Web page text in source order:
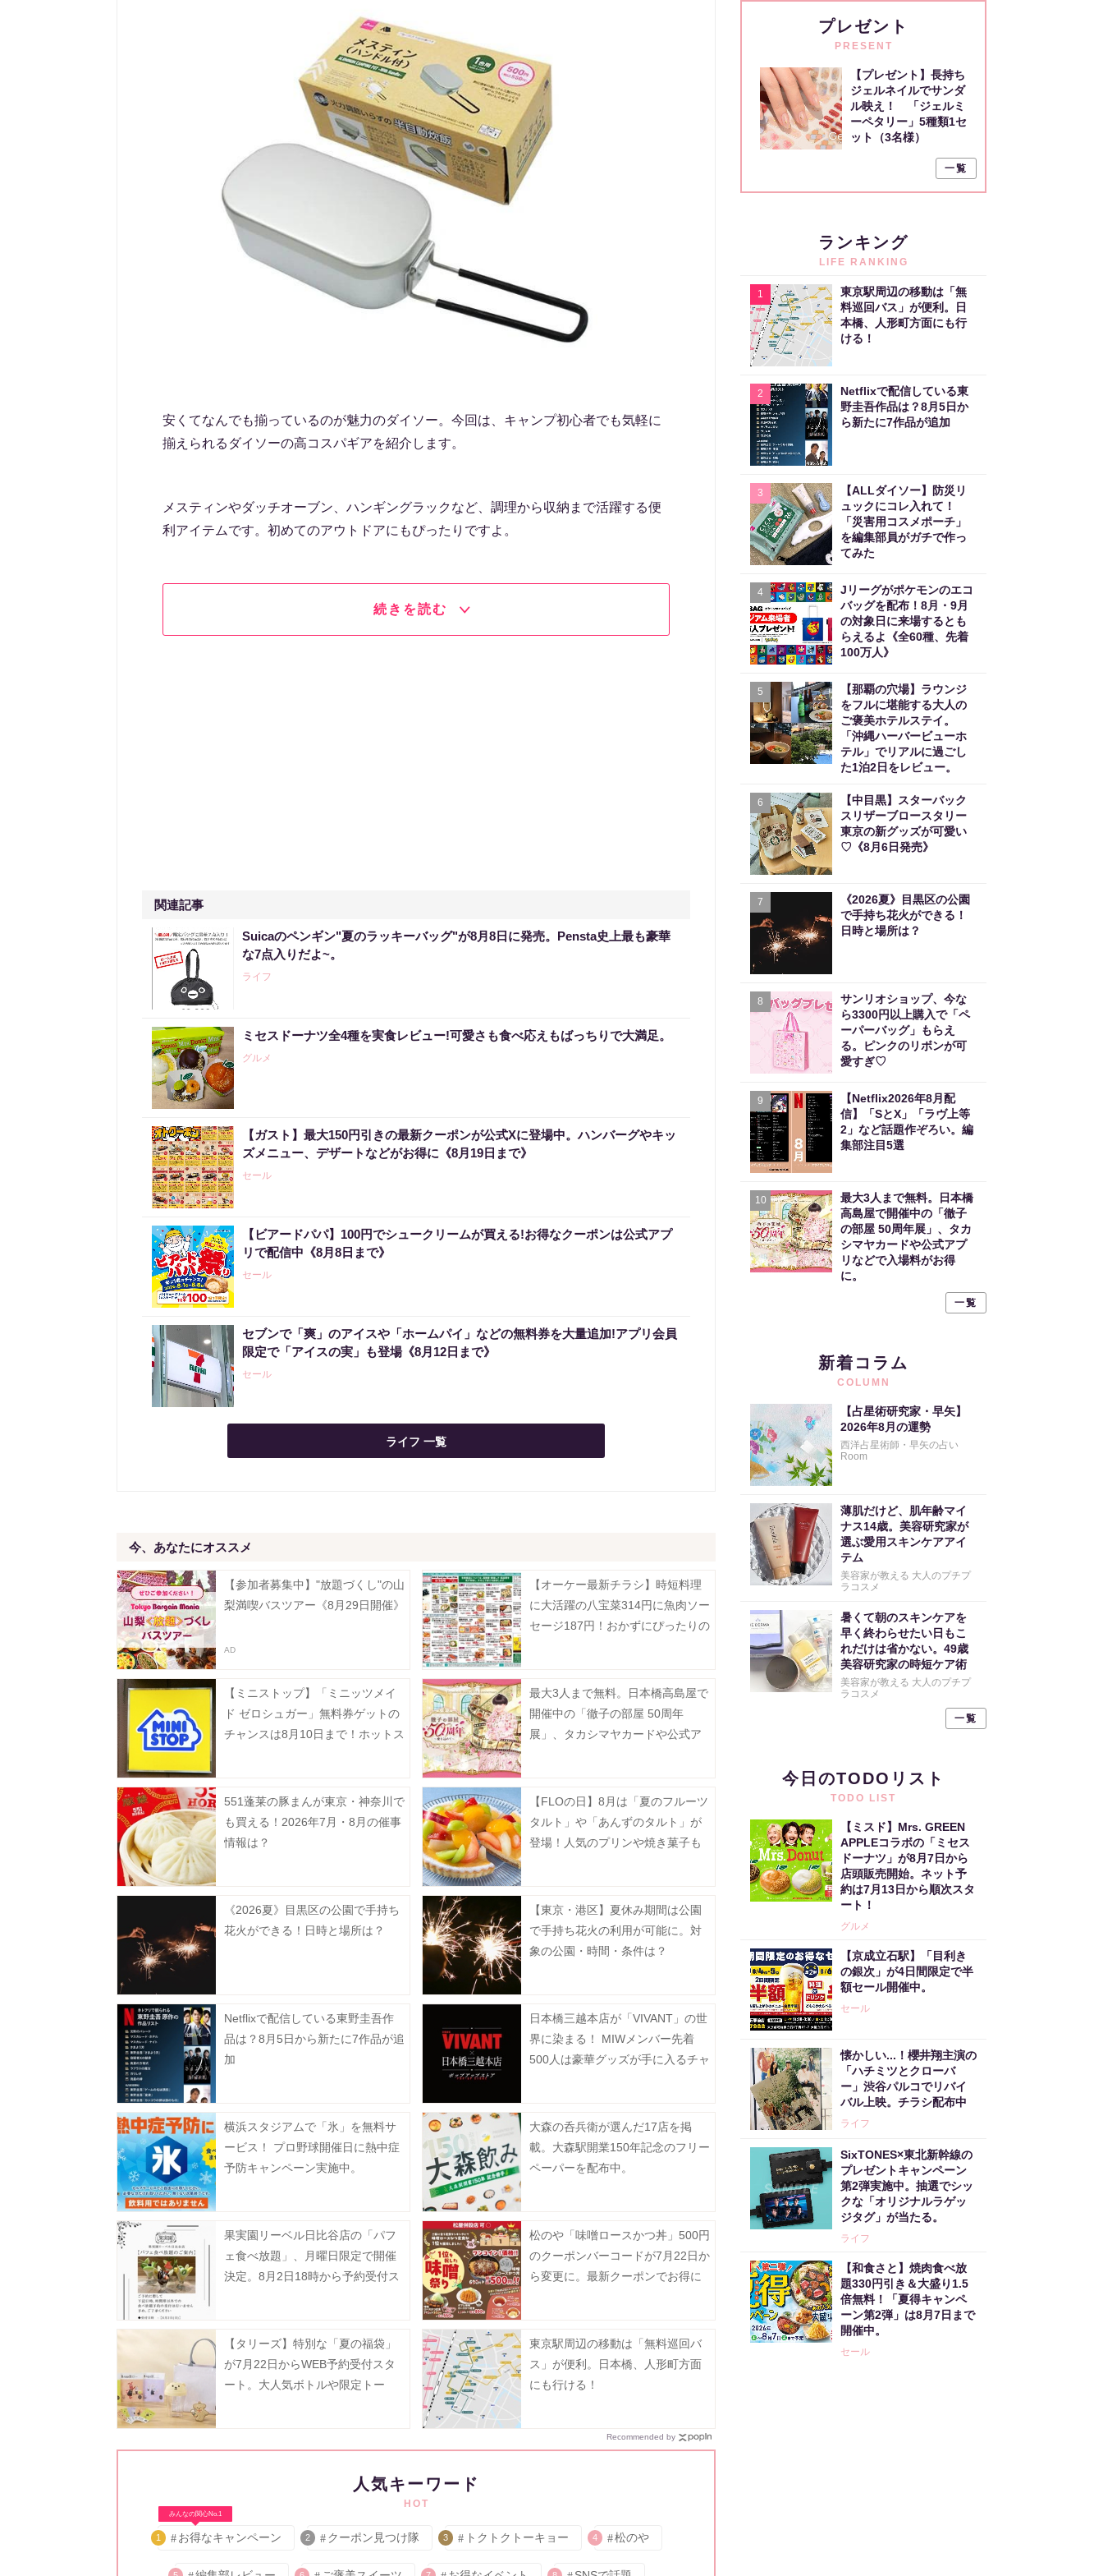
安くてなんでも揃っているのが魅力のダイソー。今回は、キャンプ初心者でも気軽に
揃えられるダイソーの高コスパギアを紹介します。
メスティンやダッチオーブン、ハンギングラックなど、調理から収納まで活躍する便
利アイテムです。初めてのアウトドアにもぴったりですよ。
続きを読む
関連記事
Suicaのペンギン"夏のラッキーバッグ"が8月8日に発売。Pensta史上最も豪華
な7点入りだよ~。
ライフ
ミセスドーナツ全4種を実食レビュー!可愛さも食べ応えもばっちりで大満足。
グルメ
【ガスト】最大150円引きの最新クーポンが公式Xに登場中。ハンバーグやキッ
ズメニュー、デザートなどがお得に《8月19日まで》
セール
【ビアードパパ】100円でシュークリームが買える!お得なクーポンは公式アプ
リで配信中《8月8日まで》
セール
セブンで「爽」のアイスや「ホームパイ」などの無料券を大量追加!アプリ会員
限定で「アイスの実」も登場《8月12日まで》
セール
ライフ 一覧
今、あなたにオススメ
【参加者募集中】"放題づくし"の山
梨満喫バスツアー《8月29日開催》
【オーケー最新チラシ】時短料理
に大活躍の八宝菜314円に魚肉ソー
セージ187円！おかずにぴったりの
【ミニストップ】「ミニッツメイ
ド ゼロシュガー」無料券ゲットの
チャンスは8月10日まで！ホットス
最大3人まで無料。日本橋高島屋で
開催中の「徹子の部屋 50周年
展」、タカシマヤカードや公式ア
551蓬莱の豚まんが東京・神奈川で
も買える！2026年7月・8月の催事
情報は？
【FLOの日】8月は「夏のフルーツ
タルト」や「あんずのタルト」が
登場！人気のプリンや焼き菓子も
《2026夏》目黒区の公園で手持ち
花火ができる！日時と場所は？
【東京・港区】夏休み期間は公園
で手持ち花火の利用が可能に。対
象の公園・時間・条件は？
Netflixで配信している東野圭吾作
品は？8月5日から新たに7作品が追
加
日本橋三越本店が「VIVANT」の世
界に染まる！ MIWメンバー先着
500人は豪華グッズが手に入るチャ
横浜スタジアムで「氷」を無料サ
ービス！ プロ野球開催日に熱中症
予防キャンペーン実施中。
大森の呑兵衛が選んだ17店を掲
載。大森駅開業150年記念のフリー
ペーパーを配布中。
果実園リーベル日比谷店の「パフ
ェ食べ放題」、月曜日限定で開催
決定。8月2日18時から予約受付ス
松のや「味噌ロースかつ丼」500円
のクーポンバーコードが7月22日か
ら変更に。最新クーポンでお得に
【タリーズ】特別な「夏の福袋」
が7月22日からWEB予約受付スタ
ート。大人気ボトルや限定トー
東京駅周辺の移動は「無料巡回バ
ス」が便利。日本橋、人形町方面
にも行ける！
Recommended by
人気キーワード
HOT
みんなの関心No.1
1 お得なキャンペーン 2 クーポン見つけ隊 3 トクトクトーキョー 4 松のや
プレゼント
PRESENT
【プレゼント】長持ち
ジェルネイルでサンダ
ル映え！ 「ジェルミ
ーペタリー」5種類1セ
ット（3名様）
一覧
ランキング
LIFE RANKING
1
東京駅周辺の移動は「無
料巡回バス」が便利。日
本橋、人形町方面にも行
ける！
2
Netflixで配信している東
野圭吾作品は？8月5日か
ら新たに7作品が追加
3
【ALLダイソー】防災リ
ュックにコレ入れて！
「災害用コスメポーチ」
を編集部員がガチで作っ
てみた
4
Jリーグがポケモンのエコ
バッグを配布！8月・9月
の対象日に来場するとも
らえるよ《全60種、先着
100万人》
5
【那覇の穴場】ラウンジ
をフルに堪能する大人の
ご褒美ホテルステイ。
「沖縄ハーバービューホ
テル」でリアルに過ごし
た1泊2日をレビュー。
6
【中目黒】スターバック
スリザーブロースタリー
東京の新グッズが可愛い
♡《8月6日発売》
7
《2026夏》目黒区の公園
で手持ち花火ができる！
日時と場所は？
8
サンリオショップ、今な
ら3300円以上購入で「ペ
ーパーバッグ」もらえ
る。ピンクのリボンが可
愛すぎ♡
9
【Netflix2026年8月配
信】「SとX」「ラヴ上等
2」など話題作ぞろい。編
集部注目5選
10
最大3人まで無料。日本橋
高島屋で開催中の「徹子
の部屋 50周年展」、タカ
シマヤカードや公式アプ
リなどで入場料がお得
に。
一覧
新着コラム
COLUMN
【占星術研究家・早矢】
2026年8月の運勢
西洋占星術師・早矢の占い
Room
薄肌だけど、肌年齢マイ
ナス14歳。美容研究家が
選ぶ愛用スキンケアアイ
テム
美容家が教える 大人のプチプ
ラコスメ
暑くて朝のスキンケアを
早く終わらせたい日もこ
れだけは省かない。49歳
美容研究家の時短ケア術
美容家が教える 大人のプチプ
ラコスメ
一覧
今日のTODOリスト
TODO LIST
【ミスド】Mrs. GREEN
APPLEコラボの「ミセス
ドーナツ」が8月7日から
店頭販売開始。ネット予
約は7月13日から順次スタ
ート！
グルメ
【京成立石駅】「目利き
の銀次」が4日間限定で半
額セール開催中。
セール
懐かしい...！櫻井翔主演の
「ハチミツとクローバ
ー」渋谷パルコでリバイ
バル上映。チラシ配布中
ライフ
SixTONES×東北新幹線の
プレゼントキャンペーン
第2弾実施中。抽選でシッ
クな「オリジナルラゲッ
ジタグ」が当たる。
ライフ
【和食さと】焼肉食べ放
題330円引き＆大盛り1.5
倍無料！「夏得キャンペ
ーン第2弾」は8月7日まで
開催中。
セール